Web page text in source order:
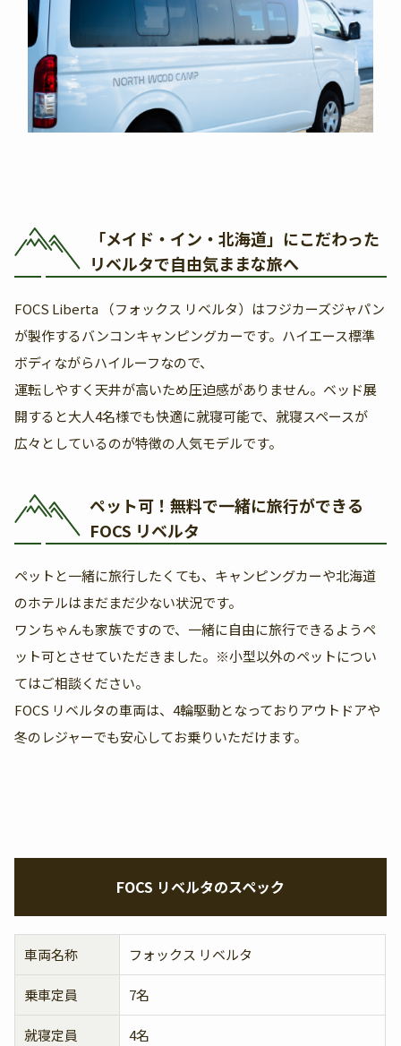
「メイド・イン・北海道」にこだわった
リベルタで自由気ままな旅へ
FOCS Liberta （フォックス リベルタ）はフジカーズジャパン
が製作するバンコンキャンピングカーです。ハイエース標準
ボディながらハイルーフなので、
運転しやすく天井が高いため圧迫感がありません。ベッド展
開すると大人4名様でも快適に就寝可能で、就寝スペースが
広々としているのが特徴の人気モデルです。
ペット可！無料で一緒に旅行ができる
FOCS リベルタ
ペットと一緒に旅行したくても、キャンピングカーや北海道
のホテルはまだまだ少ない状況です。
ワンちゃんも家族ですので、一緒に自由に旅行できるようペ
ット可とさせていただきました。※小型以外のペットについ
てはご相談ください。
FOCS リベルタの車両は、4輪駆動となっておりアウトドアや
冬のレジャーでも安心してお乗りいただけます。
FOCS リベルタのスペック
車両名称 フォックス リベルタ
乗車定員 7名
就寝定員 4名